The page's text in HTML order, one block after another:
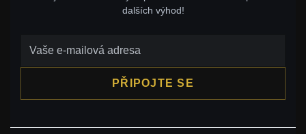
dalších výhod!
PŘIPOJTE SE